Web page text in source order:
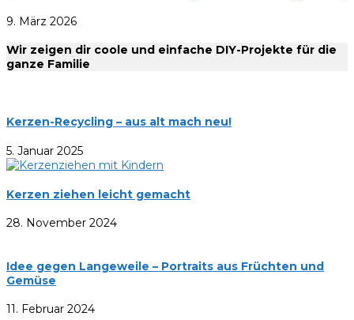
9. März 2026
Wir zeigen dir coole und einfache DIY-Projekte für die
ganze Familie
Kerzen-Recycling – aus alt mach neu!
5. Januar 2025
Kerzen ziehen leicht gemacht
28. November 2024
Idee gegen Langeweile – Portraits aus Früchten und
Gemüse
11. Februar 2024